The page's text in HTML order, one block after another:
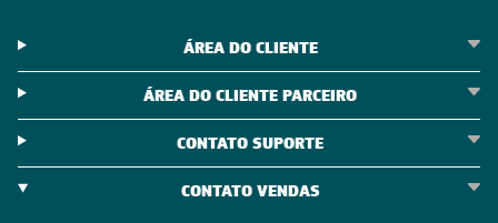
ÁREA DO CLIENTE
ÁREA DO CLIENTE PARCEIRO
CONTATO SUPORTE
CONTATO VENDAS